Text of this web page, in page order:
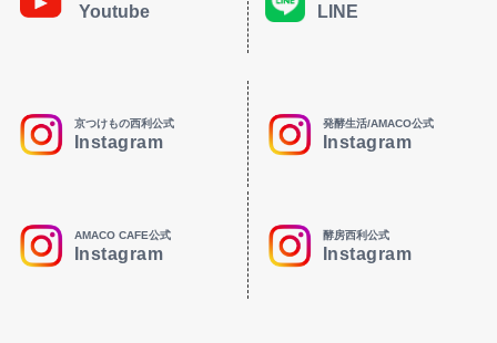
Youtube LINE
京つけもの西利公式
Instagram
発酵生活/AMACO公式
Instagram
AMACO CAFE公式
Instagram
酵房西利公式
Instagram